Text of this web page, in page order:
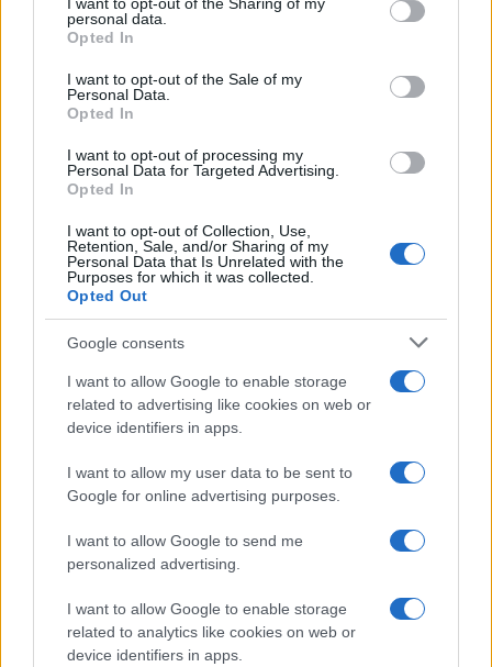
grant or deny consent to Google and its third-party tags to
use your data for below specified purposes in below Google
consent section.
personal data.
Opted In
I want to opt-out of the Sale of my
Personal Data.
Opted In
I want to opt-out of processing my
Personal Data for Targeted Advertising.
Opted In
I want to opt-out of Collection, Use,
Retention, Sale, and/or Sharing of my
Personal Data that Is Unrelated with the
Purposes for which it was collected.
Opted Out
Google consents
I want to allow Google to enable storage
related to advertising like cookies on web or
device identifiers in apps.
I want to allow my user data to be sent to
Google for online advertising purposes.
I want to allow Google to send me
personalized advertising.
I want to allow Google to enable storage
related to analytics like cookies on web or
device identifiers in apps.
BREAKING NEWS
Multe ai genitori per i colloqui saltati: la decisione di
Bolzano
Paolo Mariani · 4 Ago 2026
BREAKING NEWS